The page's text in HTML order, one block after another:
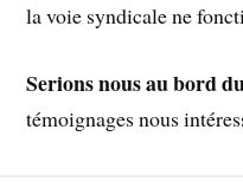
la voie syndicale ne
Serions nous au bord
témoignages nous